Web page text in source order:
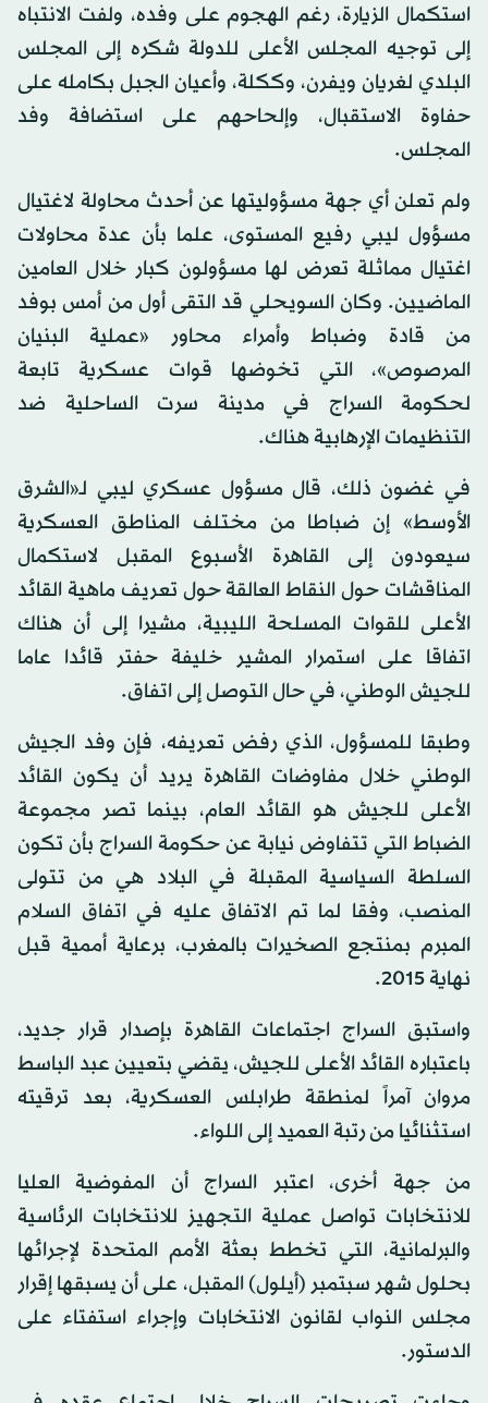
استكمال الزيارة، رغم الهجوم على وفده، ولفت الانتباه
إلى توجيه المجلس الأعلى للدولة شكره إلى المجلس
البلدي لغريان ويفرن، وككلة، وأعيان الجبل بكامله على
حفاوة الاستقبال، وإلحاحهم على استضافة وفد
المجلس.
ولم تعلن أي جهة مسؤوليتها عن أحدث محاولة لاغتيال
مسؤول ليبي رفيع المستوى، علما بأن عدة محاولات
اغتيال مماثلة تعرض لها مسؤولون كبار خلال العامين
الماضيين. وكان السويحلي قد التقى أول من أمس بوفد
من قادة وضباط وأمراء محاور «عملية البنيان
المرصوص»، التي تخوضها قوات عسكرية تابعة
لحكومة السراج في مدينة سرت الساحلية ضد
التنظيمات الإرهابية هناك.
في غضون ذلك، قال مسؤول عسكري ليبي لـ«الشرق
الأوسط» إن ضباطا من مختلف المناطق العسكرية
سيعودون إلى القاهرة الأسبوع المقبل لاستكمال
المناقشات حول النقاط العالقة حول تعريف ماهية القائد
الأعلى للقوات المسلحة الليبية، مشيرا إلى أن هناك
اتفاقا على استمرار المشير خليفة حفتر قائدا عاما
للجيش الوطني، في حال التوصل إلى اتفاق.
وطبقا للمسؤول، الذي رفض تعريفه، فإن وفد الجيش
الوطني خلال مفاوضات القاهرة يريد أن يكون القائد
الأعلى للجيش هو القائد العام، بينما تصر مجموعة
الضباط التي تتفاوض نيابة عن حكومة السراج بأن تكون
السلطة السياسية المقبلة في البلاد هي من تتولى
المنصب، وفقا لما تم الاتفاق عليه في اتفاق السلام
المبرم بمنتجع الصخيرات بالمغرب، برعاية أممية قبل
نهاية 2015.
واستبق السراج اجتماعات القاهرة بإصدار قرار جديد،
باعتباره القائد الأعلى للجيش، يقضي بتعيين عبد الباسط
مروان آمراً لمنطقة طرابلس العسكرية، بعد ترقيته
استثنائيا من رتبة العميد إلى اللواء.
من جهة أخرى، اعتبر السراج أن المفوضية العليا
للانتخابات تواصل عملية التجهيز للانتخابات الرئاسية
والبرلمانية، التي تخطط بعثة الأمم المتحدة لإجرائها
بحلول شهر سبتمبر (أيلول) المقبل، على أن يسبقها إقرار
مجلس النواب لقانون الانتخابات وإجراء استفتاء على
الدستور.